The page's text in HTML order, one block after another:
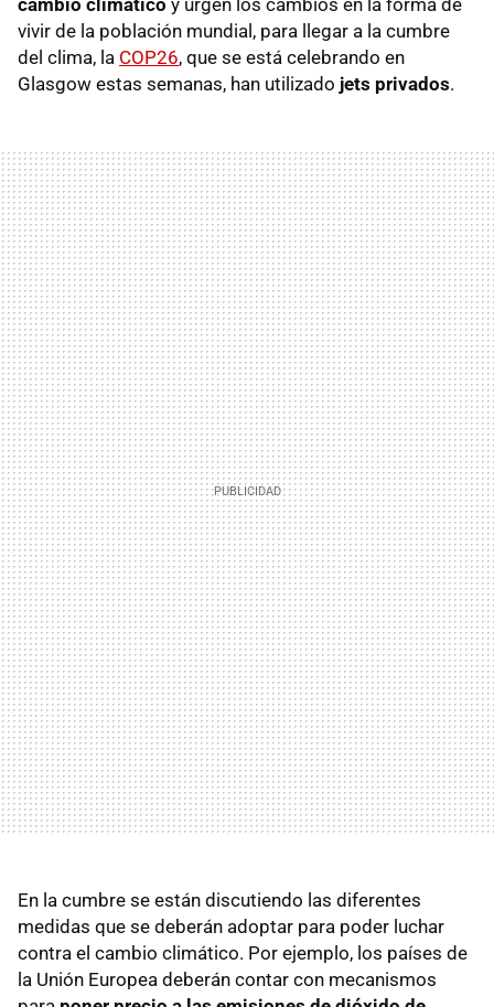
vivir de la población mundial, para llegar a la cumbre
del clima, la COP26, que se está celebrando en
Glasgow estas semanas, han utilizado jets privados.
En la cumbre se están discutiendo las diferentes
medidas que se deberán adoptar para poder luchar
contra el cambio climático. Por ejemplo, los países de
la Unión Europea deberán contar con mecanismos